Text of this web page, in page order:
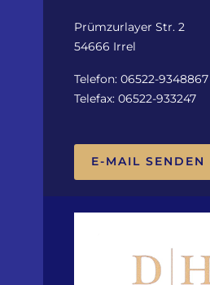
Prümzurlayer Str. 2
54666 Irrel
Telefon: 06522-9348867
Telefax: 06522-933247
E-MAIL SENDEN